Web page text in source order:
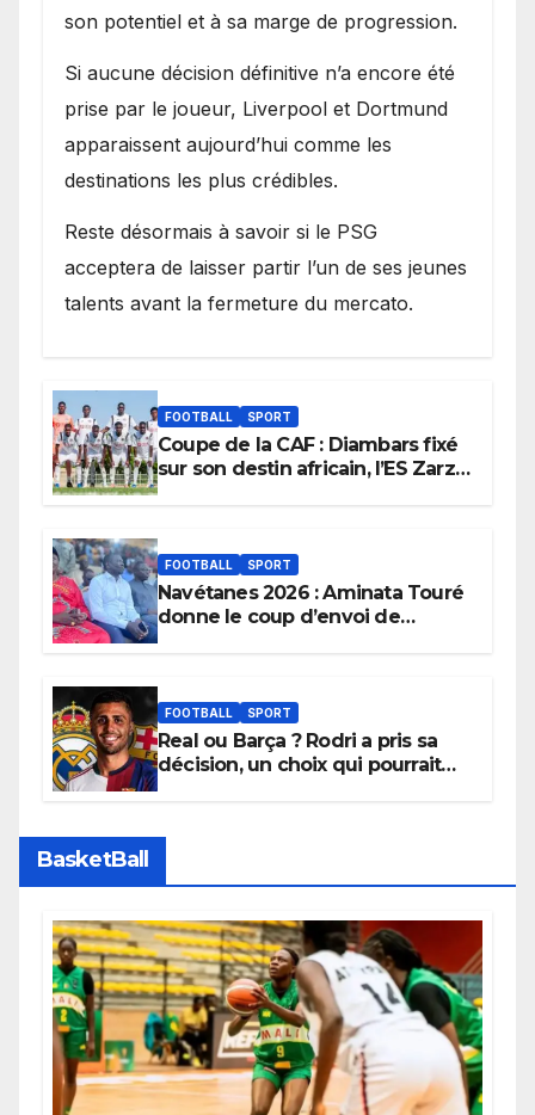
son potentiel et à sa marge de progression.
Si aucune décision définitive n’a encore été
prise par le joueur, Liverpool et Dortmund
apparaissent aujourd’hui comme les
destinations les plus crédibles.
Reste désormais à savoir si le PSG
acceptera de laisser partir l’un de ses jeunes
talents avant la fermeture du mercato.
FOOTBALL SPORT
Coupe de la CAF : Diambars fixé
sur son destin africain, l’ES Zarzis
FOOTBALL SPORT
Navétanes 2026 : Aminata Touré
donne le coup d’envoi de
apaisées.
FOOTBALL SPORT
Real ou Barça ? Rodri a pris sa
décision, un choix qui pourrait
BasketBall